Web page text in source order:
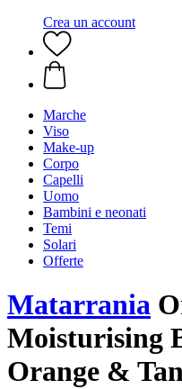
Crea un account
Marche
Viso
Make-up
Corpo
Capelli
Uomo
Bambini e neonati
Temi
Solari
Offerte
Matarrania
Moisturising
Orange &